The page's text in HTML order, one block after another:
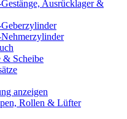
Ausrücklager &
& Scheibe
anzeigen
Rollen & Lüfter